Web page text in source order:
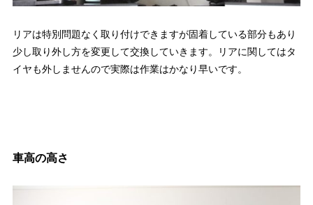
リアは特別問題なく取り付けできますが固着している部分もあり
少し取り外し方を変更して交換していきます。リアに関してはタ
イヤも外しませんので実際は作業はかなり早いです。
車高の高さ